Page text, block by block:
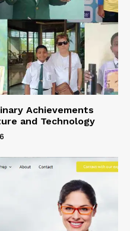
Achievements
and Technology